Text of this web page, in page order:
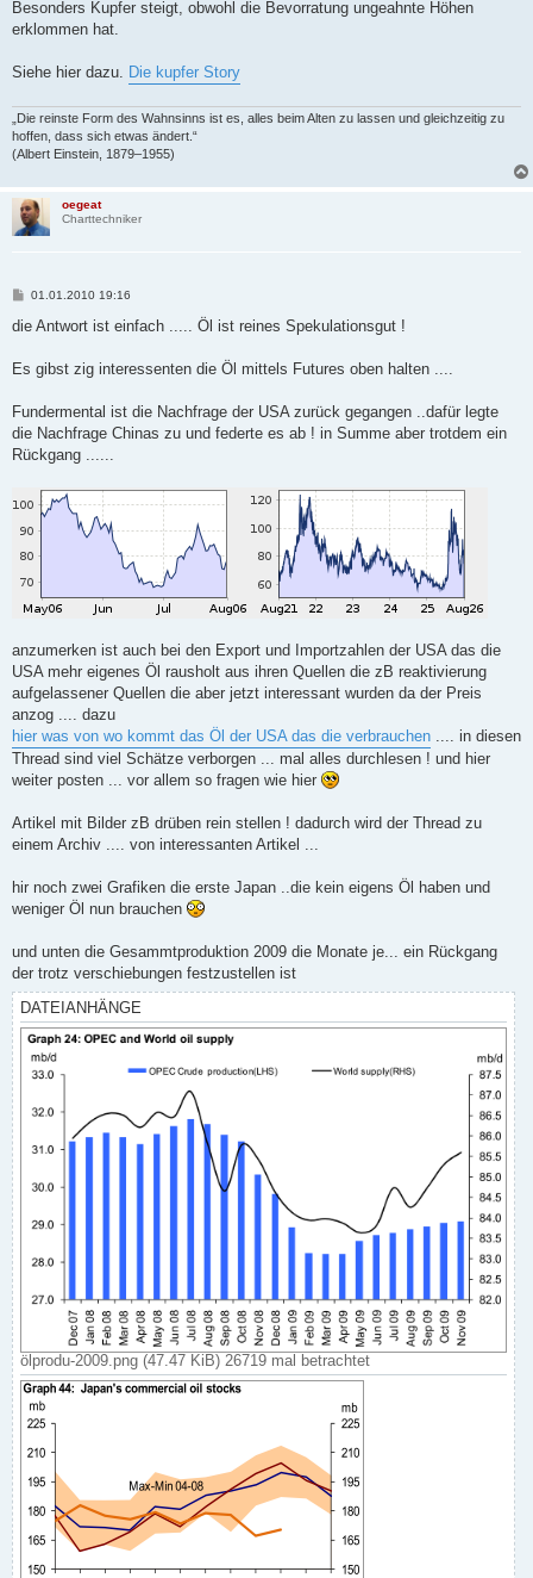
Besonders Kupfer steigt, obwohl die Bevorratung ungeahnte Höhen
erklommen hat.
Siehe hier dazu. Die kupfer Story
„Die reinste Form des Wahnsinns ist es, alles beim Alten zu lassen und gleichzeitig zu
hoffen, dass sich etwas ändert.“
(Albert Einstein, 1879–1955)
oegeat
Charttechniker
B
i
a
01.01.2010 19:16
die Antwort ist einfach ..... Öl ist reines Spekulationsgut !
Es gibst zig interessenten die Öl mittels Futures oben halten ....
Fundermental ist die Nachfrage der USA zurück gegangen ..dafür legte
die Nachfrage Chinas zu und federte es ab ! in Summe aber trotdem ein
Rückgang ......
anzumerken ist auch bei den Export und Importzahlen der USA das die
USA mehr eigenes Öl rausholt aus ihren Quellen die zB reaktivierung
aufgelassener Quellen die aber jetzt interessant wurden da der Preis
anzog .... dazu
hier was von wo kommt das Öl der USA das die verbrauchen .... in diesen
Thread sind viel Schätze verborgen ... mal alles durchlesen ! und hier
weiter posten ... vor allem so fragen wie hier
Artikel mit Bilder zB drüben rein stellen ! dadurch wird der Thread zu
einem Archiv .... von interessanten Artikel ...
hir noch zwei Grafiken die erste Japan ..die kein eigens Öl haben und
weniger Öl nun brauchen
und unten die Gesammtproduktion 2009 die Monate je... ein Rückgang
der trotz verschiebungen festzustellen ist
DATEIANHÄNGE
ölprodu-2009.png (47.47 KiB) 26719 mal betrachtet